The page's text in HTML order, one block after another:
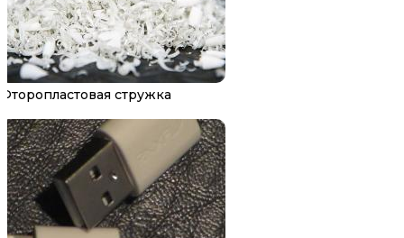
Фторопластовая стружка